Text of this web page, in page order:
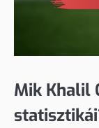
Mik Khalil